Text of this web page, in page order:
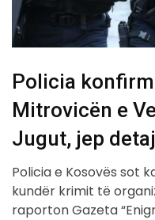
Policia
Mitrovicën e
Jugut, jep
Policia e Kosovës sot
kundër krimit të
raporton Gazeta